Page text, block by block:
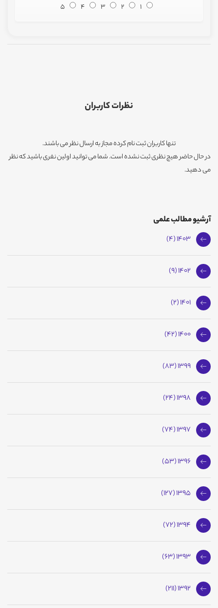
1
2
3
4
5
نظرات کاربران
تنها کاربران ثبت نام کرده مجاز به ارسال نظر می باشند.
در حال حاضر هیچ نظری ثبت نشده است. شما می توانید اولین نفری باشید که نظر
می دهید.
آرشیو مطالب علمی
1403 (4)
1402 (9)
1401 (2)
1400 (42)
1399 (83)
1398 (24)
1397 (74)
1396 (53)
1395 (127)
1394 (72)
1393 (63)
1392 (211)